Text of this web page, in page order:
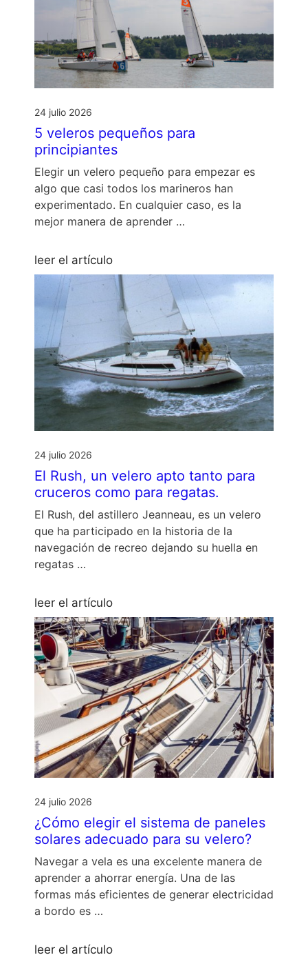
24 julio 2026
5 veleros pequeños para
principiantes
Elegir un velero pequeño para empezar es
algo que casi todos los marineros han
experimentado. En cualquier caso, es la
mejor manera de aprender …
leer el artículo
24 julio 2026
El Rush, un velero apto tanto para
cruceros como para regatas.
El Rush, del astillero Jeanneau, es un velero
que ha participado en la historia de la
navegación de recreo dejando su huella en
regatas …
leer el artículo
24 julio 2026
¿Cómo elegir el sistema de paneles
solares adecuado para su velero?
Navegar a vela es una excelente manera de
aprender a ahorrar energía. Una de las
formas más eficientes de generar electricidad
a bordo es …
leer el artículo